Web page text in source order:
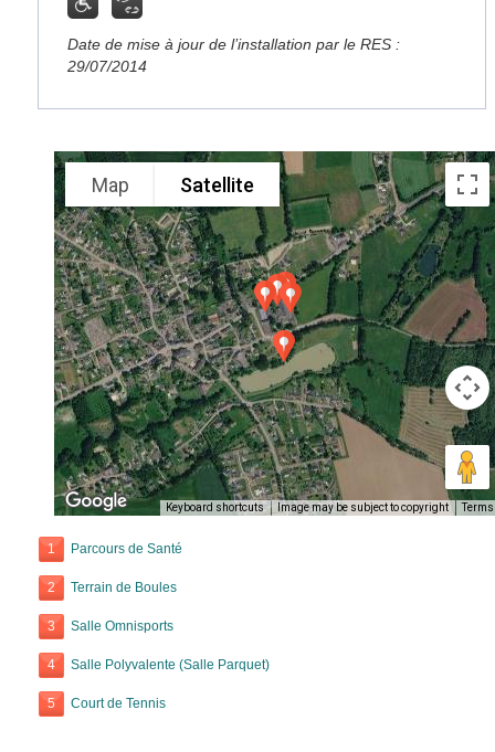
Date de mise à jour de l’installation par le RES :
29/07/2014
Map Satellite
Keyboard shortcuts Image may be subject to copyright Terms
1 Parcours de Santé
2 Terrain de Boules
3 Salle Omnisports
4 Salle Polyvalente (Salle Parquet)
5 Court de Tennis